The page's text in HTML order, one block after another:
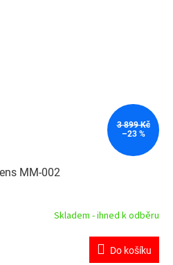
3 899 Kč
–23 %
MM-002
Skladem - ihned k odběru
Do košíku